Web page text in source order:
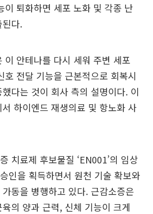
이 퇴화하면 세포 노화 및 각종 난
다.
이 안테나를 다시 세워 주변 세포
호 전달 기능을 근본적으로 회복시
다는 것이 회사 측의 설명이다. 이
하이엔드 재생의료 및 항노화 사
치료제 후보물질 ‘EN001’의 임상
인을 획득하면서 원천 기술 확보와
동을 병행하고 있다. 근감소증은
의 양과 근력, 신체 기능이 크게